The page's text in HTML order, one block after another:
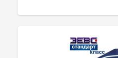
призначена для